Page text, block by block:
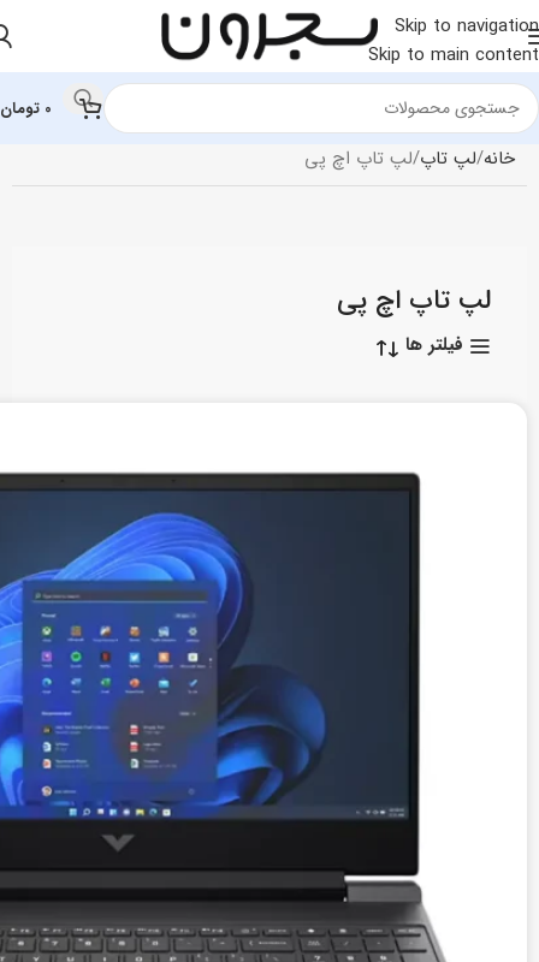
Skip to navigation
Skip to main content
0 تومان
خانه لپ تاپ لپ تاپ اچ‌ پی
لپ تاپ اچ‌ پی
فیلتر ها